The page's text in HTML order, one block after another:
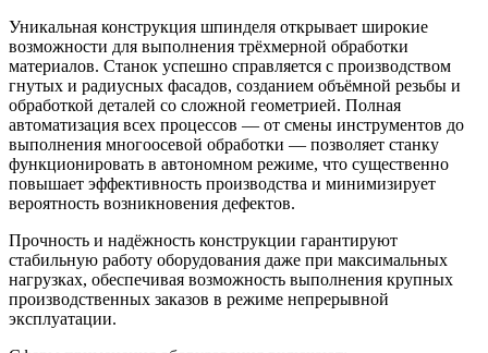
Уникальная конструкция шпинделя открывает широкие
возможности для выполнения трёхмерной обработки
материалов. Станок успешно справляется с производством
гнутых и радиусных фасадов, созданием объёмной резьбы и
обработкой деталей со сложной геометрией. Полная
автоматизация всех процессов — от смены инструментов до
выполнения многоосевой обработки — позволяет станку
функционировать в автономном режиме, что существенно
повышает эффективность производства и минимизирует
вероятность возникновения дефектов.
Прочность и надёжность конструкции гарантируют
стабильную работу оборудования даже при максимальных
нагрузках, обеспечивая возможность выполнения крупных
производственных заказов в режиме непрерывной
эксплуатации.